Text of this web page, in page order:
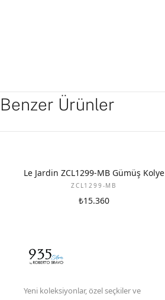
Benzer Ürünler
Le Jardin ZCL1299-MB Gümüş Kolye
ZCL1299-MB
₺15.360
Yeni koleksiyonlar, özel seçkiler ve